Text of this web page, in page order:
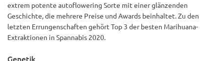
seid die Besten!
extrem potente autoflowering Sorte mit einer glänzenden
Geschichte, die mehrere Preise und Awards beinhaltet. Zu den
letzten Errungenschaften gehört Top 3 der besten Marihuana-
Extraktionen in Spannabis 2020.
Genetik